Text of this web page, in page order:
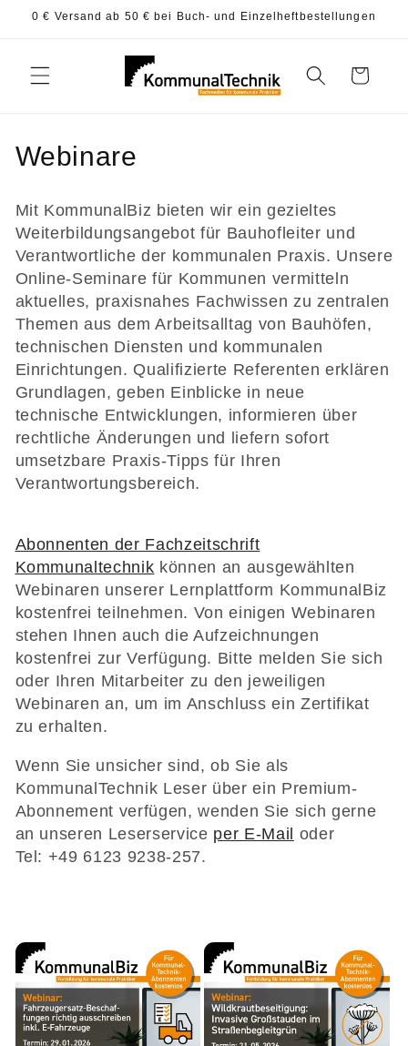
zum
0 € Versand ab 50 € bei Buch- und Einzelheftbestellungen
Warenkorb
K
t
e
g
o
r
i
e
:
Webinare
Mit KommunalBiz bieten wir ein gezieltes
Weiterbildungsangebot für Bauhofleiter und
Verantwortliche der kommunalen Praxis. Unsere
Online-Seminare für Kommunen vermitteln
aktuelles, praxisnahes Fachwissen zu zentralen
Themen aus dem Arbeitsalltag von Bauhöfen,
technischen Diensten und kommunalen
Einrichtungen. Qualifizierte Referenten erklären
Grundlagen, geben Einblicke in neue
technische Entwicklungen, informieren über
rechtliche Änderungen und liefern sofort
umsetzbare Praxis-Tipps für Ihren
Verantwortungsbereich.
Abonnenten der Fachzeitschrift
Kommunaltechnik können an ausgewählten
Webinaren unserer Lernplattform KommunalBiz
kostenfrei teilnehmen. Von einigen Webinaren
stehen Ihnen auch die Aufzeichnungen
kostenfrei zur Verfügung. Bitte melden Sie sich
oder Ihren Mitarbeiter zu den jeweiligen
Webinaren an, um im Anschluss ein Zertifikat
zu erhalten.
Wenn Sie unsicher sind, ob Sie als
KommunalTechnik Leser über ein Premium-
Abonnement verfügen, wenden Sie sich gerne
an unseren Leserservice per E-Mail oder
Tel: +49 6123 9238-257.